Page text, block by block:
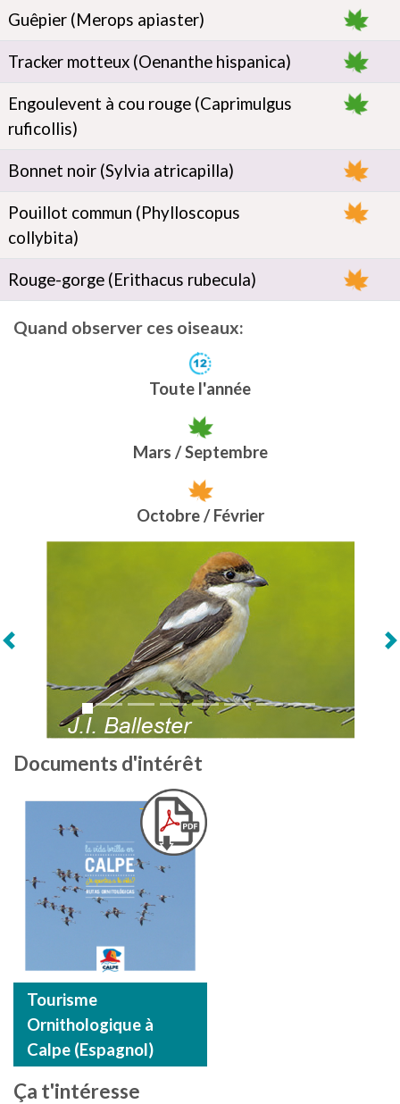
Guêpier (Merops apiaster)
Tracker motteux (Oenanthe hispanica)
Engoulevent à cou rouge (Caprimulgus
ruficollis)
Bonnet noir (Sylvia atricapilla)
Pouillot commun (Phylloscopus
collybita)
Rouge-gorge (Erithacus rubecula)
Quand observer ces oiseaux:
Toute l'année
Mars / Septembre
Octobre / Février
Suivant
Documents d'intérêt
Tourisme
Ornithologique à
Calpe (Espagnol)
Ça t'intéresse